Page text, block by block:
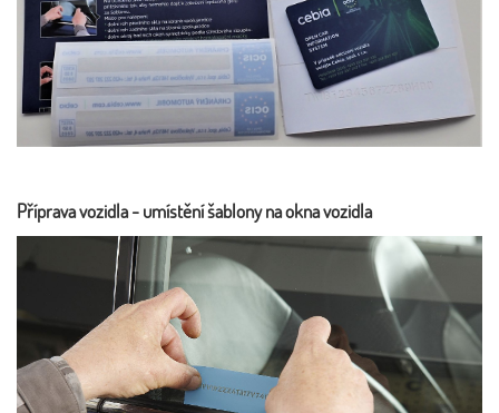
Příprava vozidla - umístění šablony na okna vozidla